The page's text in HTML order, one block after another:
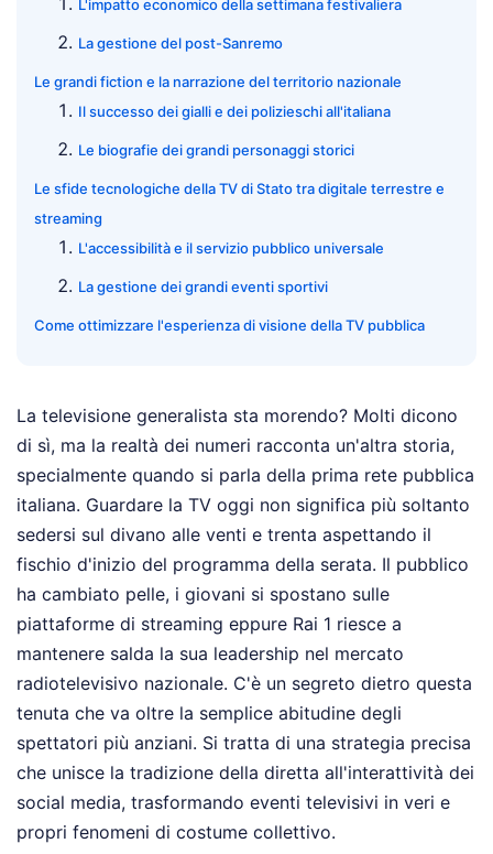
L'impatto economico della settimana festivaliera
La gestione del post-Sanremo
Le grandi fiction e la narrazione del territorio nazionale
Il successo dei gialli e dei polizieschi all'italiana
Le biografie dei grandi personaggi storici
Le sfide tecnologiche della TV di Stato tra digitale terrestre e
streaming
L'accessibilità e il servizio pubblico universale
La gestione dei grandi eventi sportivi
Come ottimizzare l'esperienza di visione della TV pubblica
La televisione generalista sta morendo? Molti dicono
di sì, ma la realtà dei numeri racconta un'altra storia,
specialmente quando si parla della prima rete pubblica
italiana. Guardare la TV oggi non significa più soltanto
sedersi sul divano alle venti e trenta aspettando il
fischio d'inizio del programma della serata. Il pubblico
ha cambiato pelle, i giovani si spostano sulle
piattaforme di streaming eppure Rai 1 riesce a
mantenere salda la sua leadership nel mercato
radiotelevisivo nazionale. C'è un segreto dietro questa
tenuta che va oltre la semplice abitudine degli
spettatori più anziani. Si tratta di una strategia precisa
che unisce la tradizione della diretta all'interattività dei
social media, trasformando eventi televisivi in veri e
propri fenomeni di costume collettivo.